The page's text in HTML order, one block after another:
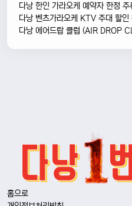
다낭 한인 가라오케 예약자 한정 주
다낭 벤츠가라오케 KTV 주대 할인
다낭 에어드랍 클럽 (AIR DROP
홈으로